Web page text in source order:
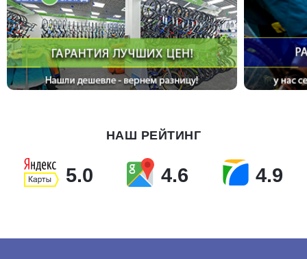
НАШ РЕЙТИНГ
5.0 4.6 4.9